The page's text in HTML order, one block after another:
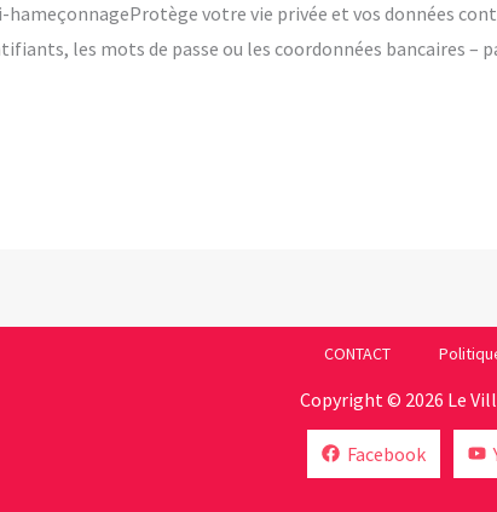
votre vie privée et vos données
les mots de passe ou les coordonnées bancaires –
CONTACT
Copyright © 2026 Le
Facebook